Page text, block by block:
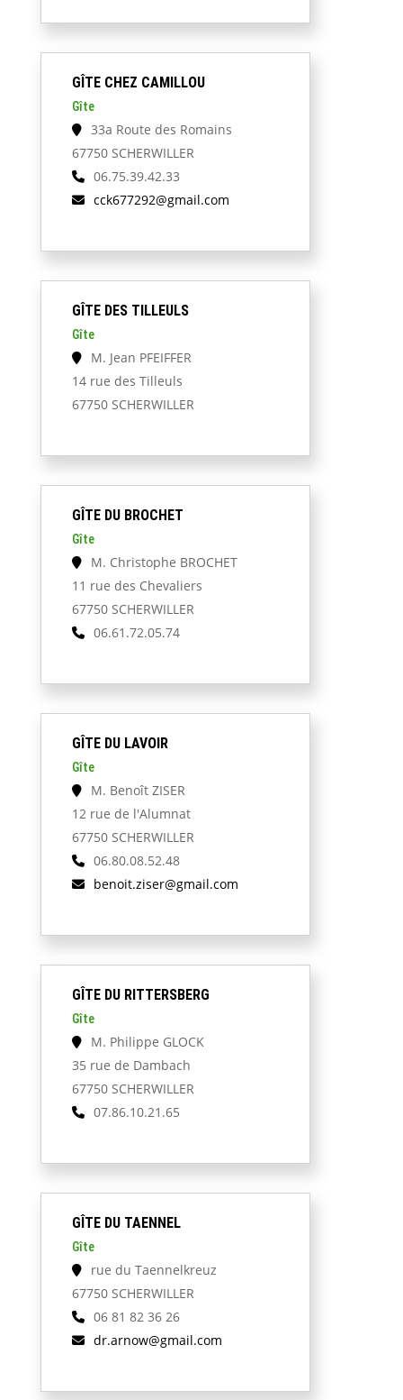
GÎTE CHEZ CAMILLOU
Gîte
33a Route des Romains
67750 SCHERWILLER
06.75.39.42.33
cck677292@gmail.com
GÎTE DES TILLEULS
Gîte
M. Jean PFEIFFER
14 rue des Tilleuls
67750 SCHERWILLER
GÎTE DU BROCHET
Gîte
M. Christophe BROCHET
11 rue des Chevaliers
67750 SCHERWILLER
06.61.72.05.74
GÎTE DU LAVOIR
Gîte
M. Benoît ZISER
12 rue de l'Alumnat
67750 SCHERWILLER
06.80.08.52.48
benoit.ziser@gmail.com
GÎTE DU RITTERSBERG
Gîte
M. Philippe GLOCK
35 rue de Dambach
67750 SCHERWILLER
07.86.10.21.65
GÎTE DU TAENNEL
Gîte
rue du Taennelkreuz
67750 SCHERWILLER
06 81 82 36 26
dr.arnow@gmail.com